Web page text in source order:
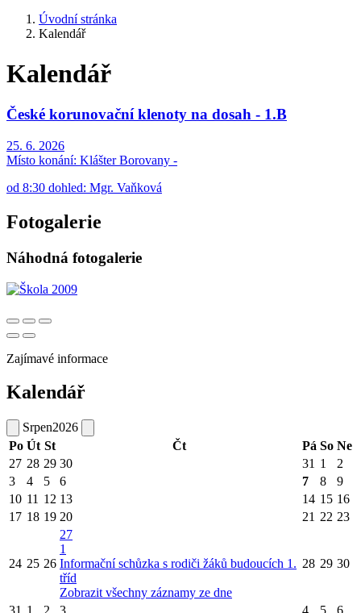
Úvodní stránka
Kalendář
Kalendář
České korunovační klenoty na dosah - 1.B
25. 6. 2026
Místo konání: Klášter Borovany -
od 8:30 dohled: Mgr. Vaňková
Fotogalerie
Náhodná fotogalerie
Zajímavé informace
Kalendář
Srpen2026
Po Út St Čt Pá So Ne
27 28 29 30 31 1
2
3
4 5 6 7 8
9
10 11 12 13 14 15 16
17 18 19 20 21 22 23
24 25 26
27
1
Informační schůzka s rodiči žáků budoucích 1.
tříd
Zobrazit všechny záznamy ze dne
28 29 30